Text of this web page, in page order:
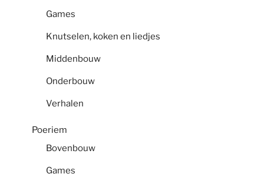
Games
Knutselen, koken en liedjes
Middenbouw
Onderbouw
Verhalen
Poeriem
Bovenbouw
Games